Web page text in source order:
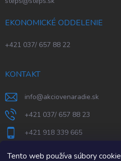
Tento web používa súbory
EKONOMICKÉ ODDELENIE
+421 037/ 657 88 22
KONTAKT
info@akciovenaradie.sk
+421 037/ 657 88 23
+421 918 339 665
STEPS Nitra